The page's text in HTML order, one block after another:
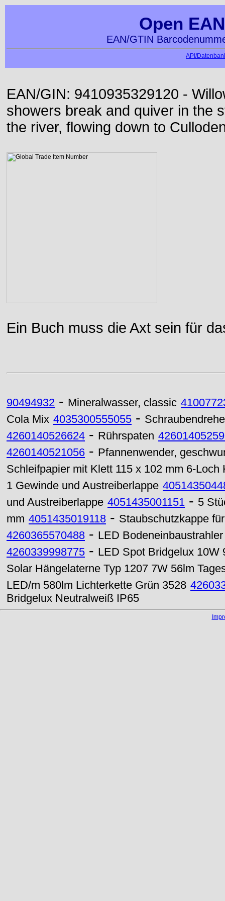
Open
EAN/GTIN
API/
EAN/GIN: 9410935329120 -
showers break and quiver in the
the river, flowing down to
Ein Buch muss die Axt sein für
90494932 - Mineralwasser, classic
Cola Mix 4035300555055 -
4260140526624 - Rührspaten
4260140521056 - Pfannenwender,
Schleifpapier mit Klett 115 x 102 mm 6-Loch
1 Gewinde und Austreiberlappe
und Austreiberlappe 4051435001151 - 5
mm 4051435019118 - Staubschutzkappe
4260365570488 - LED
4260339998775 - LED Spot Bridgelux 10W
Solar Hängelaterne Typ 1207 7W 56lm
LED/m 580lm Lichterkette Grün 3528
Bridgelux Neutralweiß IP65